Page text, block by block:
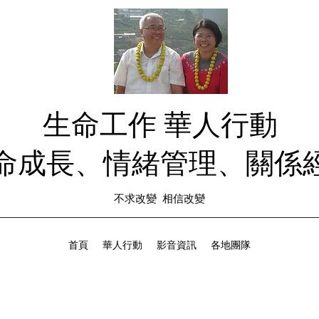
生命工作 華人行動
成長、情緒管理、關係
不求改變 相信改變
首頁 華人行動 影音資訊 各地團隊